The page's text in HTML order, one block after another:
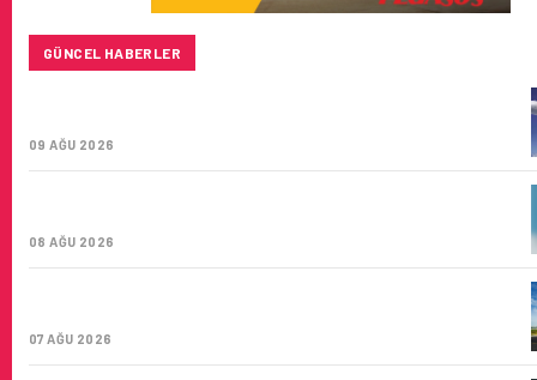
GÜNCEL HABERLER
09 AĞU 2026
08 AĞU 2026
07 AĞU 2026